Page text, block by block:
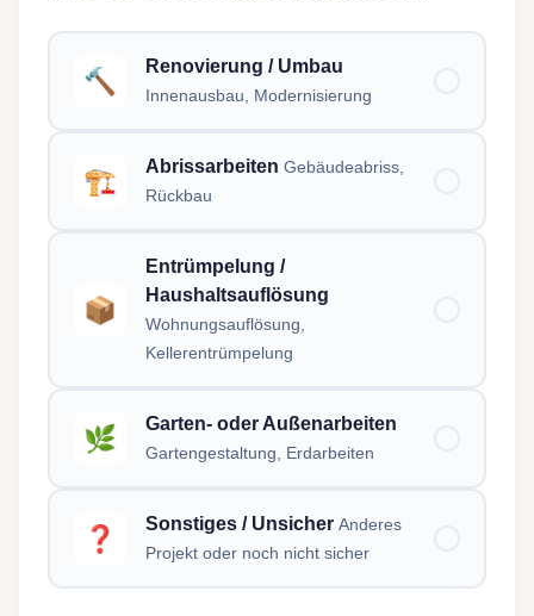
🔨 Renovierung / Umbau
Innenausbau, Modernisierung
🏗️ Abrissarbeiten Gebäudeabriss,
Rückbau
📦
Entrümpelung /
Haushaltsauflösung
Wohnungsauflösung,
Kellerentrümpelung
🌿 Garten- oder Außenarbeiten
Gartengestaltung, Erdarbeiten
❓ Sonstiges / Unsicher Anderes
Projekt oder noch nicht sicher